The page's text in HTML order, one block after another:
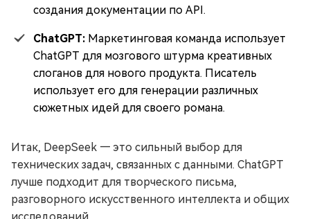
создания документации по API.
ChatGPT: Маркетинговая команда использует
ChatGPT для мозгового штурма креативных
слоганов для нового продукта. Писатель
использует его для генерации различных
сюжетных идей для своего романа.
Итак, DeepSeek — это сильный выбор для
технических задач, связанных с данными. ChatGPT
лучше подходит для творческого письма,
разговорного искусственного интеллекта и общих